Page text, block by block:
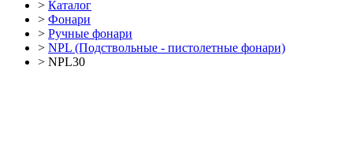
> Каталог
> Фонари
> Ручные фонари
> NPL (Подствольные - пистолетные фонари)
> NPL30